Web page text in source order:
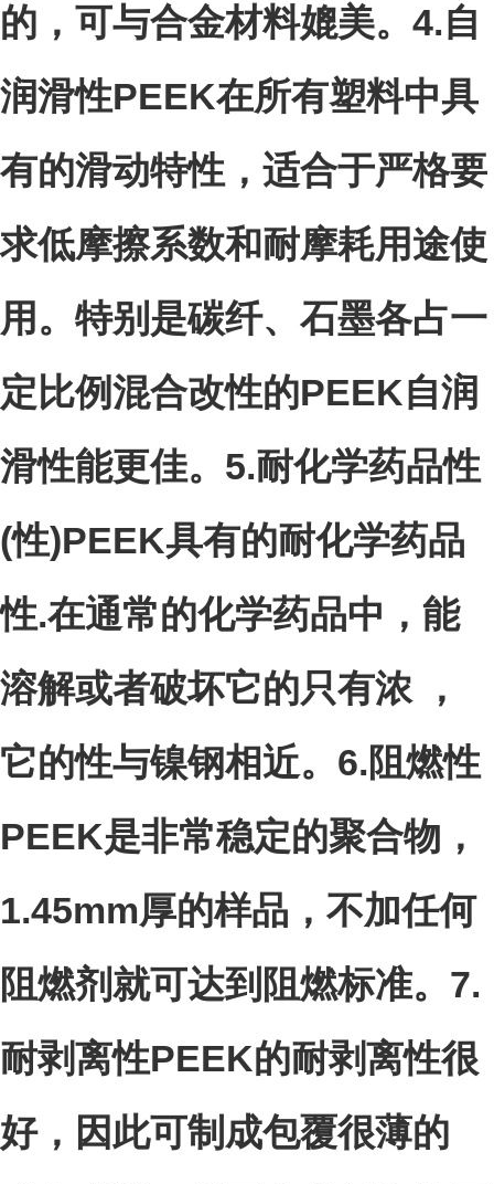
的，可与合金材料媲美。 4.自
润滑性PEEK在所有塑料中具
有的滑动特性，适合于严格要
求低摩擦系数和耐摩耗用途使
用。特别是碳纤、石墨各占一
定比例混合改性的PEEK自润
滑性能更佳。 5.耐化学药品性
(性)PEEK具有的耐化学药品
性.在通常的化学药品中，能
溶解或者破坏它的只有浓 ，
它的性与镍钢相近。 6.阻燃性
PEEK是非常稳定的聚合物，
1.45mm厚的样品，不加任何
阻燃剂就可达到阻燃标准。 7.
耐剥离性PEEK的耐剥离性很
好，因此可制成包覆很薄的